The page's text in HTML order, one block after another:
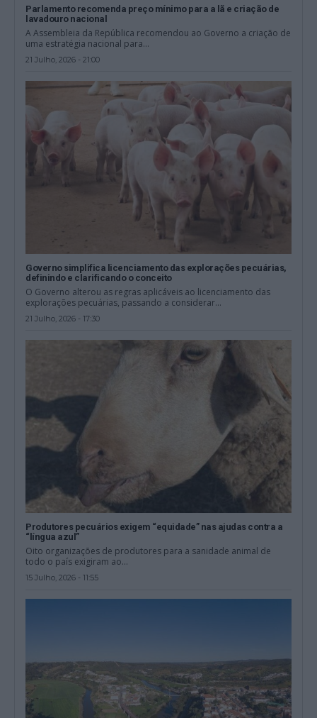
Parlamento recomenda preço mínimo para a lã e criação de
lavadouro nacional
A Assembleia da República recomendou ao Governo a criação de
uma estratégia nacional para...
21 Julho, 2026 - 21:00
Governo simplifica licenciamento das explorações pecuárias,
definindo e clarificando o conceito
O Governo alterou as regras aplicáveis ao licenciamento das
explorações pecuárias, passando a considerar...
21 Julho, 2026 - 17:30
Produtores pecuários exigem “equidade” nas ajudas contra a
“língua azul”
Oito organizações de produtores para a sanidade animal de
todo o país exigiram ao...
15 Julho, 2026 - 11:55